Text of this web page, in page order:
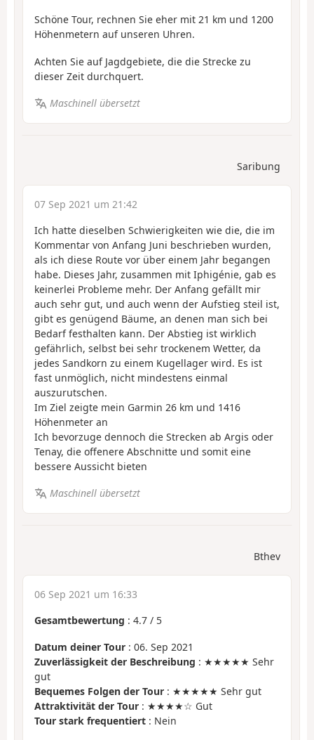
Schöne Tour, rechnen Sie eher mit 21 km und 1200
Höhenmetern auf unseren Uhren.
Achten Sie auf Jagdgebiete, die die Strecke zu
dieser Zeit durchquert.
Maschinell übersetzt
Saribung
07 Sep 2021 um 21:42
Ich hatte dieselben Schwierigkeiten wie die, die im
Kommentar von Anfang Juni beschrieben wurden,
als ich diese Route vor über einem Jahr begangen
habe. Dieses Jahr, zusammen mit Iphigénie, gab es
keinerlei Probleme mehr. Der Anfang gefällt mir
auch sehr gut, und auch wenn der Aufstieg steil ist,
gibt es genügend Bäume, an denen man sich bei
Bedarf festhalten kann. Der Abstieg ist wirklich
gefährlich, selbst bei sehr trockenem Wetter, da
jedes Sandkorn zu einem Kugellager wird. Es ist
fast unmöglich, nicht mindestens einmal
auszurutschen.
Im Ziel zeigte mein Garmin 26 km und 1416
Höhenmeter an
Ich bevorzuge dennoch die Strecken ab Argis oder
Tenay, die offenere Abschnitte und somit eine
bessere Aussicht bieten
Maschinell übersetzt
Bthev
06 Sep 2021 um 16:33
Gesamtbewertung : 4.7 / 5
Datum deiner Tour : 06. Sep 2021
Zuverlässigkeit der Beschreibung : ★★★★★ Sehr
gut
Bequemes Folgen der Tour : ★★★★★ Sehr gut
Attraktivität der Tour : ★★★★☆ Gut
Tour stark frequentiert : Nein